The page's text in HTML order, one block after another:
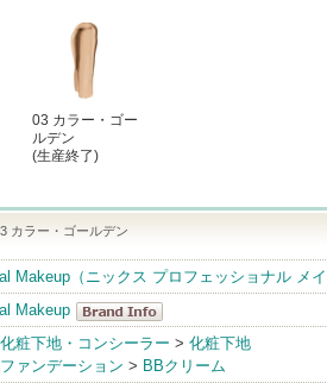
03 カラー・ゴー
ルデン
(生産終了)
カラー・ゴールデン
Makeup（ニックス プロフェッショナル メイ
Makeup
NYX
Professional
化粧下地・コンシーラー > 化粧下地
ファンデーション > BBクリーム